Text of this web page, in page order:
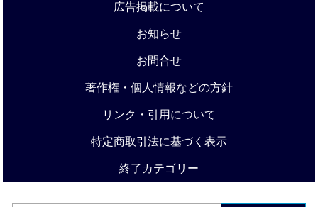
広告掲載について
お知らせ
お問合せ
著作権・個人情報などの方針
リンク・引用について
特定商取引法に基づく表示
終了カテゴリー